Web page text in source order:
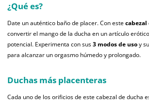
¿Qué es?
Date un auténtico baño de placer. Con este
convertir el mango de la ducha en un artículo
potencial. Experimenta con sus3 modos de usoy
para alcanzar un orgasmo húmedo y prolongado.
Duchas más placenteras
Cada uno de los orificios de este cabezal de ducha